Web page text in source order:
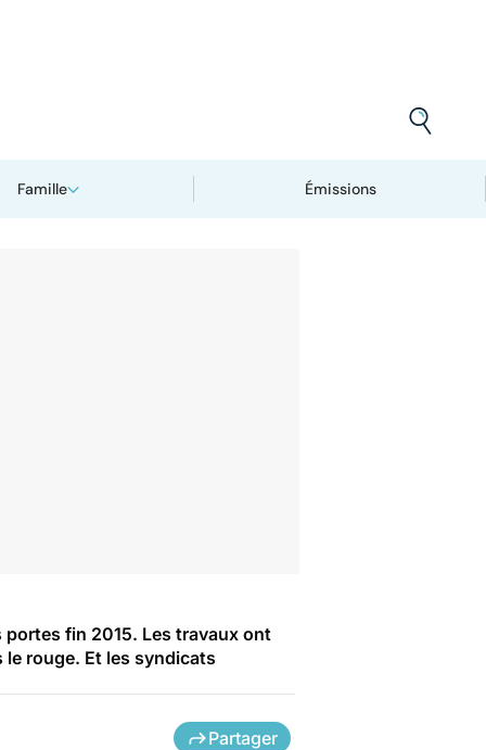
Famille Émissions
fin 2015. Les travaux ont
rouge. Et les syndicats
Partager